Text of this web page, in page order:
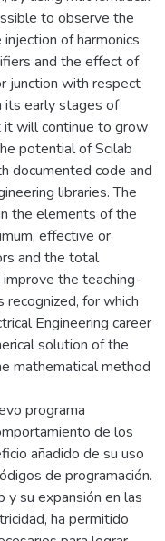
to observe the
of harmonics
and the effect of
junction with respect
its early stages of
will continue to grow
potential of Scilab
documented code and
libraries. The
the elements of the
effective or
and the total
the teaching-
recognized, for which
Engineering career
solution of the
mathematical method
programa
de los
añadido de su uso
de programación.
su expansión en las
ha permitido